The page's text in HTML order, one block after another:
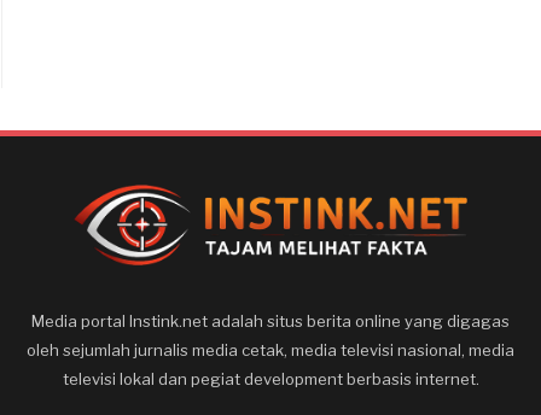
Media portal Instink.net adalah situs berita online yang digagas
oleh sejumlah jurnalis media cetak, media televisi nasional, media
televisi lokal dan pegiat development berbasis internet.